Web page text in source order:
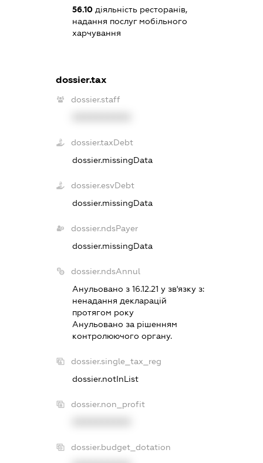
56.10діяльність ресторанів,
надання послуг мобільного
харчування
dossier.tax
dossier.staff
dossier.taxDebt
dossier.missingData
dossier.esvDebt
dossier.missingData
dossier.ndsPayer
dossier.missingData
dossier.ndsAnnul
Анульовано з 16.12.21 у зв'язку з:
ненадання декларацiй
протягом року
Анульовано за рiшенням
контролюючого органу.
dossier.single_tax_reg
dossier.notInList
dossier.non_profit
dossier.budget_dotation